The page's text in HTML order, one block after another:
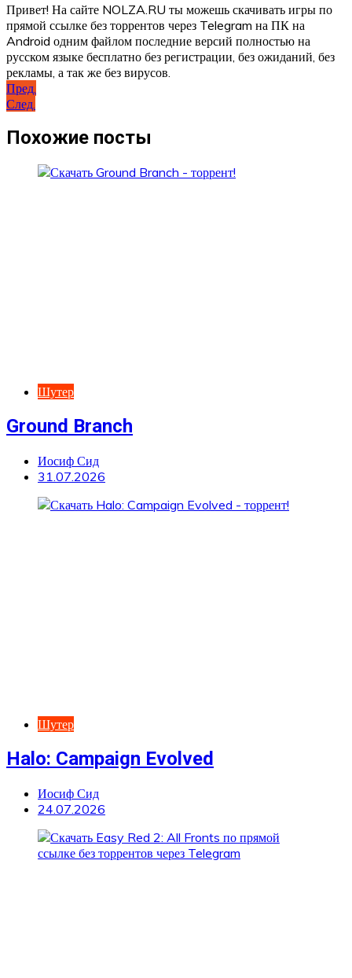
Привет! На сайте NOLZA.RU ты можешь скачивать игры по
прямой ссылке без торрентов через Telegram на ПК на
Android одним файлом последние версий полностью на
русском языке бесплатно без регистрации, без ожиданий, без
рекламы, а так же без вирусов.
Навигация
по
записям
Пред.
След.
Похожие посты
Шутер
Ground Branch
Иосиф Сид
31.07.2026
Шутер
Halo: Campaign Evolved
Иосиф Сид
24.07.2026